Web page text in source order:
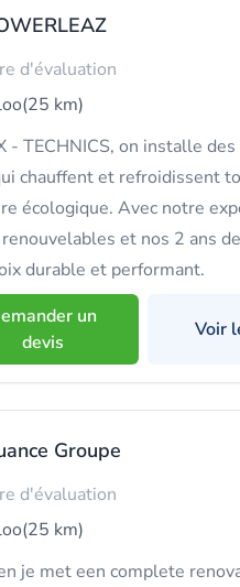
d'évaluation
(25 km)
- TECHNICS, on installe
chauffent et refroidissent
écologique. Avec notre
et nos 2 ans
durable et performant.
un
devis
Voir
Groupe
d'évaluation
(25 km)
je met een complete